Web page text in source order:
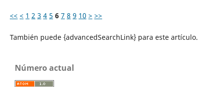
<< < 1 2 3 4 5 6 7 8 9 10 > >>
También puede {advancedSearchLink} para este artículo.
Número actual